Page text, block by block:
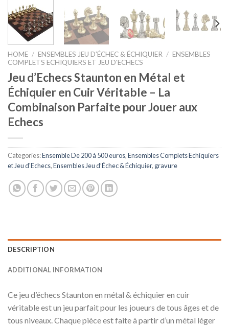
HOME / ENSEMBLES JEU D’ÉCHEC & ÉCHIQUIER / ENSEMBLES
COMPLETS ECHIQUIERS ET JEU D'ECHECS
Jeu d’Echecs Staunton en Métal et
Échiquier en Cuir Véritable – La
Combinaison Parfaite pour Jouer aux
Echecs
Categories:Ensemble De 200 à 500 euros,Ensembles Complets Echiquiers
et Jeu d'Echecs,Ensembles Jeu d’Échec & Échiquier, gravure
DESCRIPTION
ADDITIONAL INFORMATION
Ce jeu d’échecs Staunton en métal & échiquier en cuir
véritable est un jeu parfait pour les joueurs de tous âges et de
tous niveaux. Chaque pièce est faite à partir d’un métal léger